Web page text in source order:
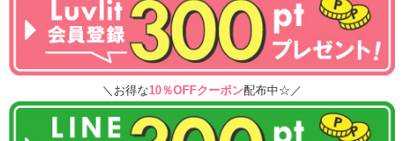
＼お得な10％OFFクーポン配布中☆／